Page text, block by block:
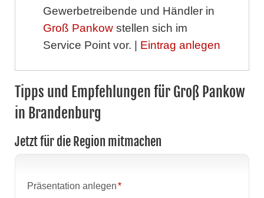
Gewerbetreibende und Händler in
Groß Pankowstellen sich im
Service Point vor. | Eintrag anlegen
Tipps und Empfehlungen für Groß Pankow
in Brandenburg
Jetzt für die Region mitmachen
Pflichtfeld
Präsentation anlegen*